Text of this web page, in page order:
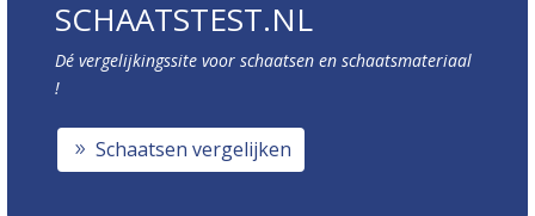
SCHAATSTEST.NL
Dé vergelijkingssite voor schaatsen en schaatsmateriaal
!
Schaatsen vergelijken